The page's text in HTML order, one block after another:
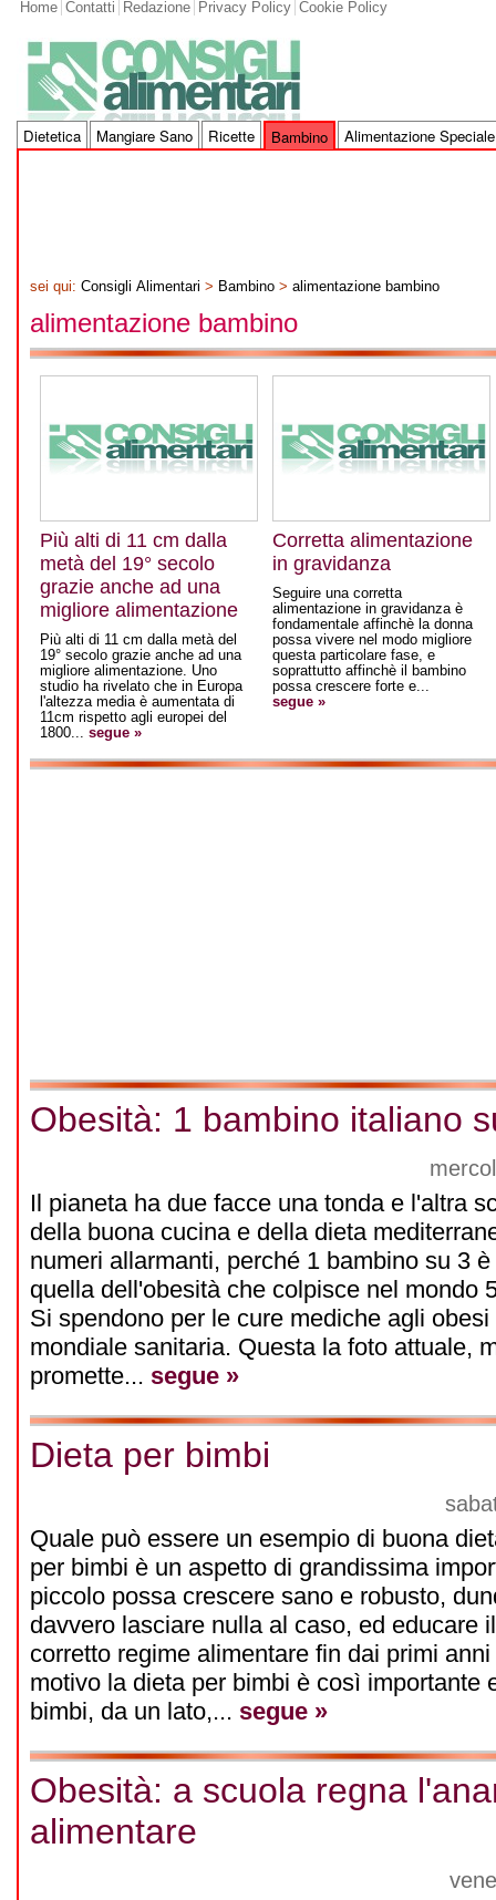
Home Contatti Redazione Privacy Policy Cookie Policy
Dietetica Mangiare Sano Ricette Bambino Alimentazione Speciale
sei qui: Consigli Alimentari > Bambino > alimentazione bambino
alimentazione bambino
Più alti di 11 cm dalla
metà del 19° secolo
grazie anche ad una
migliore alimentazione
Più alti di 11 cm dalla metà del
19° secolo grazie anche ad una
migliore alimentazione. Uno
studio ha rivelato che in Europa
l'altezza media è aumentata di
11cm rispetto agli europei del
1800... segue »
Corretta alimentazione
in gravidanza
Seguire una corretta
alimentazione in gravidanza è
fondamentale affinchè la donna
possa vivere nel modo migliore
questa particolare fase, e
soprattutto affinchè il bambino
possa crescere forte e...
segue »
Obesità: 1 bambino italiano
Il pianeta ha due facce una tonda e l'altra
della buona cucina e della dieta
numeri allarmanti, perché 1 bambino su 3
quella dell'obesità che colpisce nel mondo
Si spendono per le cure mediche agli
mondiale sanitaria. Questa la foto attuale,
promette... segue »
Dieta per bimbi
Quale può essere un esempio di buona
per bimbi è un aspetto di grandissima
piccolo possa crescere sano e robusto,
davvero lasciare nulla al caso, ed educare
corretto regime alimentare fin dai primi
motivo la dieta per bimbi è così importante
bimbi, da un lato,... segue »
Obesità: a scuola regna
alimentare